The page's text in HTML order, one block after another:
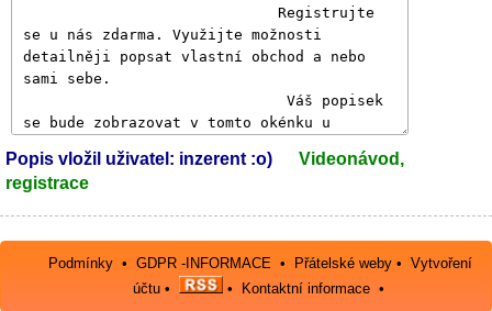
Popis vložil uživatel: inzerent :o)
Videonávod,
registrace
Podmínky •GDPR -INFORMACE • Přátelské weby •Vytvoření
účtu• • Kontaktní informace•